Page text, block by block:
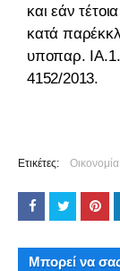
και εάν
κατά
υποπαρ.
4152/2013.
Ετικέτες: Οικονομία
Μπορεί να